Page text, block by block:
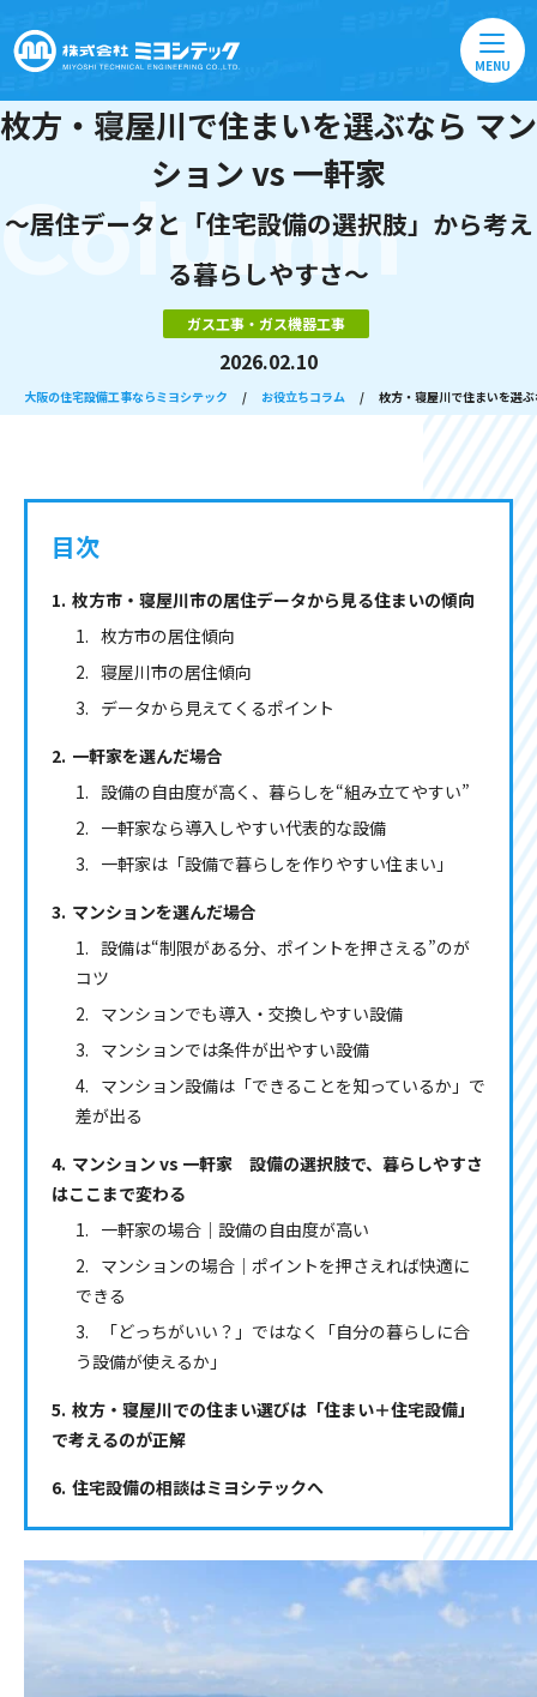
MENU
枚方・寝屋川で住まいを選ぶなら マン
ション vs 一軒家
〜居住データと「住宅設備の選択肢」から考え
る暮らしやすさ〜
ガス工事・ガス機器工事
2026.02.10
Column
大阪の住宅設備工事ならミヨシテック / お役立ちコラム / 枚方・寝屋川で住まいを選
目次
枚方市・寝屋川市の居住データから見る住まいの傾向
枚方市の居住傾向
寝屋川市の居住傾向
データから見えてくるポイント
一軒家を選んだ場合
設備の自由度が高く、暮らしを“組み立てやすい”
一軒家なら導入しやすい代表的な設備
一軒家は「設備で暮らしを作りやすい住まい」
マンションを選んだ場合
設備は“制限がある分、ポイントを押さえる”のが
コツ
マンションでも導入・交換しやすい設備
マンションでは条件が出やすい設備
マンション設備は「できることを知っているか」で
差が出る
マンション vs 一軒家 設備の選択肢で、暮らしやすさ
はここまで変わる
一軒家の場合｜設備の自由度が高い
マンションの場合｜ポイントを押さえれば快適に
できる
「どっちがいい？」ではなく「自分の暮らしに合
う設備が使えるか」
枚方・寝屋川での住まい選びは「住まい＋住宅設備」
で考えるのが正解
住宅設備の相談はミヨシテックへ